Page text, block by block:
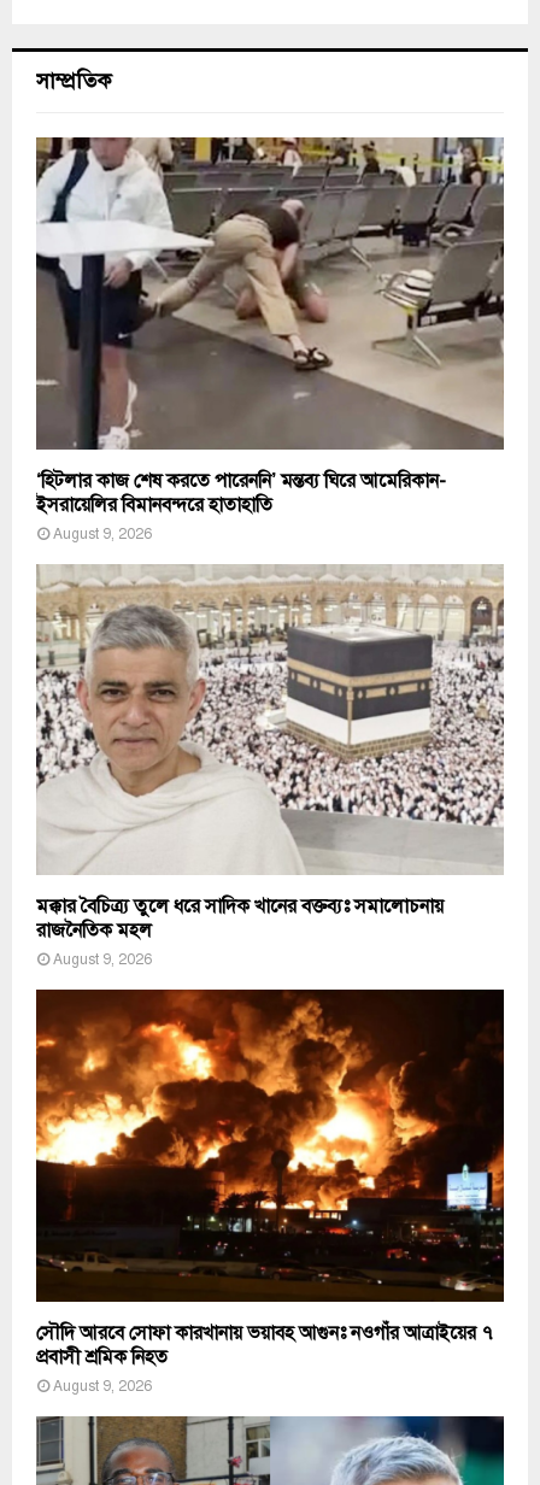
সাম্প্রতিক
‘হিটলার কাজ শেষ করতে পারেননি’ মন্তব্য ঘিরে আমেরিকান-
ইসরায়েলির বিমানবন্দরে হাতাহাতি
August 9, 2026
মক্কার বৈচিত্র্য তুলে ধরে সাদিক খানের বক্তব্যঃ সমালোচনায়
রাজনৈতিক মহল
August 9, 2026
সৌদি আরবে সোফা কারখানায় ভয়াবহ আগুনঃ নওগাঁর আত্রাইয়ের ৭
প্রবাসী শ্রমিক নিহত
August 9, 2026